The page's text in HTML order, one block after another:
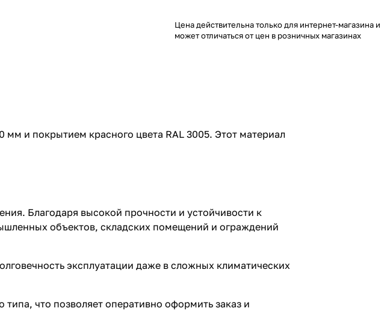
Цена действительна только для интернет-магазина и
может отличаться от цен в розничных магазинах
и покрытием красного цвета RAL 3005. Этот материал
Благодаря высокой прочности и устойчивости к
объектов, складских помещений и ограждений
эксплуатации даже в сложных климатических
что позволяет оперативно оформить заказ и